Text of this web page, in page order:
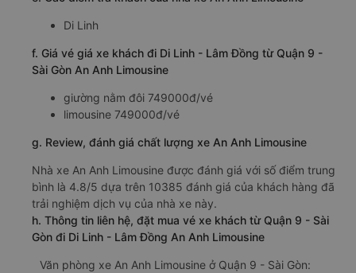
Di Linh
f. Giá vé giá xe khách đi Di Linh - Lâm Đồng từ Quận 9 -
Sài Gòn An Anh Limousine
giường nằm đôi 749000đ/vé
limousine 749000đ/vé
g. Review, đánh giá chất lượng xe An Anh Limousine
Nhà xe An Anh Limousine được đánh giá với số điểm trung
bình là 4.8/5 dựa trên 10385 đánh giá của khách hàng đã
trải nghiệm dịch vụ của nhà xe này.
h. Thông tin liên hệ, đặt mua vé xe khách từ Quận 9 - Sài
Gòn đi Di Linh - Lâm Đồng An Anh Limousine
Văn phòng xe An Anh Limousine ở Quận 9 - Sài Gòn: